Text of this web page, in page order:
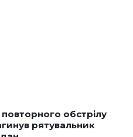
обстрілу
рятувальник